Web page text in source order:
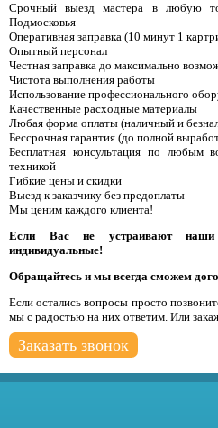
Срочный выезд мастера в любую
Подмосковья
Оперативная заправка (10 минут 1
Опытный персонал
Честная заправка до максимально
Чистота выполнения работы
Использование профессионального
Качественные расходные материалы
Любая форма оплаты (наличный и
Бессрочная гарантия (до полной
Бесплатная консультация по любым
техникой
Гибкие цены и скидки
Выезд к заказчику без предоплаты
Мы ценим каждого клиента!
Если Вас не устраивают наши
индивидуальные!
Обращайтесь и мы всегда сможем
Если остались вопросы просто
мы с радостью на них ответим. Или
Заказать звонок